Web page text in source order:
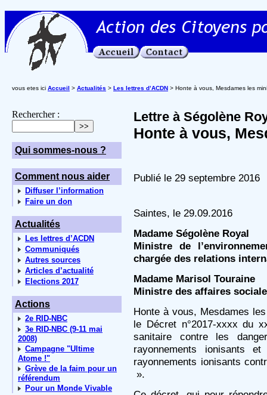
vous etes ici Accueil > Actualités > Les lettres d’ACDN > Honte à vous, Mesdames les
Rechercher :
Qui sommes-nous ?
Comment nous aider
Diffuser l’information
Faire un don
Actualités
Les lettres d’ACDN
Communiqués
Autres sources
Articles d’actualité
Elections 2017
Actions
2e RID-NBC
3e RID-NBC (9-11 mai
2008)
Campagne "Ultime
Atome !"
Grève de la faim pour un
référendum
Pour un Monde Vivable
Lettre à Ségolène
Honte à vous,
Publié le 29 septembre 2016
Saintes, le 29.09.2016
Madame Ségolène Royal
Ministre de
chargée des relations
Madame Marisol Touraine
Ministre des affaires
Honte à vous, Mesdames
le Décret n°2017-xxxx du
sanitaire contre les
rayonnements ionisants
rayonnements ionisants
».